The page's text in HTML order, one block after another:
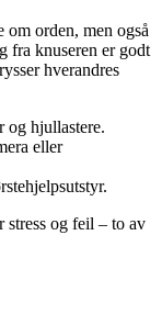
om orden, men også
fra knuseren er godt
hverandres
og hjullastere.
eller
stress og feil – to av